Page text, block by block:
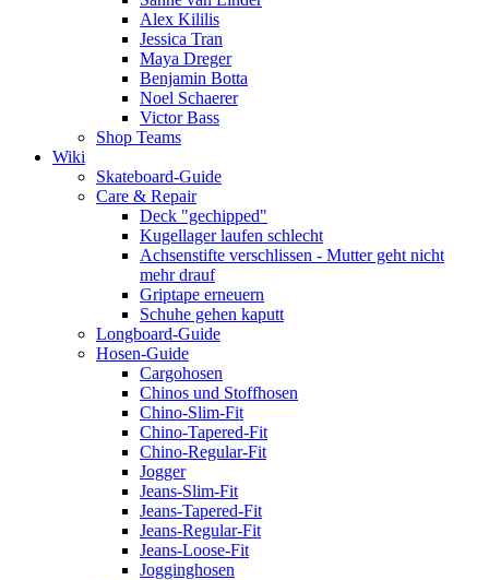
Alex Kililis
Jessica Tran
Maya Dreger
Benjamin Botta
Noel Schaerer
Victor Bass
Shop Teams
Wiki
Skateboard-Guide
Care & Repair
Deck "gechipped"
Kugellager laufen schlecht
Achsenstifte verschlissen - Mutter geht nicht
mehr drauf
Griptape erneuern
Schuhe gehen kaputt
Longboard-Guide
Hosen-Guide
Cargohosen
Chinos und Stoffhosen
Chino-Slim-Fit
Chino-Tapered-Fit
Chino-Regular-Fit
Jogger
Jeans-Slim-Fit
Jeans-Tapered-Fit
Jeans-Regular-Fit
Jeans-Loose-Fit
Jogginghosen